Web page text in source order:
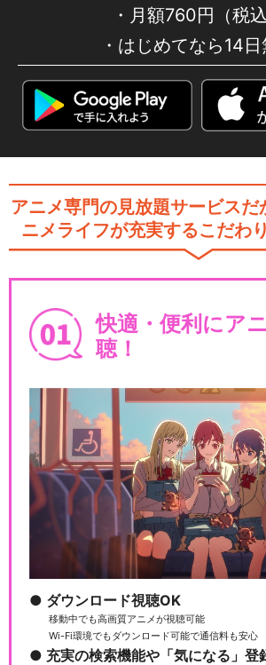
OVA「薄
薄桜鬼～御
一 篇
ミュージカ
総司 篇
ミュージカ
歳三 篇
ミュージカ
U-MYU
月額760円（税込
はじめてなら14
アニメ専門の見放題サービスだ
ニメライフが充実するこだわ
快適・便利にア
聴！
ダウンロード視聴OK
移動中でも高画質アニメが視聴可能
Wi-Fi環境でもダウンロード可能で通信料も安心
充実の検索機能や「気になる」登